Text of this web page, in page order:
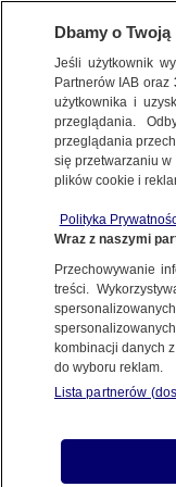
USA
od
z
Sąd
Dbamy o
Jeśli użytkownik
Partnerów IAB oraz
użytkownika i
przeglądania.
przeglądania
się przetwarzaniu
plików cookie i
Polityka
Wraz z naszymi
Przechowywanie
treści.
kombinacji danych
do wyboru reklam.
Lista partnerów